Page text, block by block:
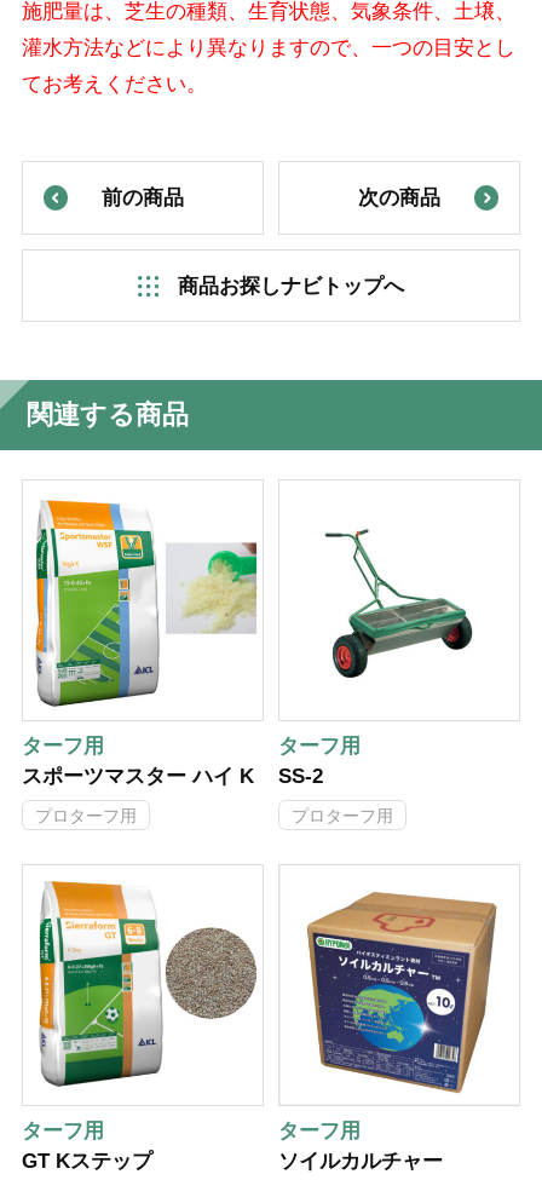
施肥量は、芝生の種類、生育状態、気象条件、土壌、
灌水方法などにより異なりますので、一つの目安とし
てお考えください。
前の商品
商品お探しナビトップへ
次の商品
関連する商品
ターフ用
スポーツマスター ハイ K
プロターフ用
ターフ用
SS-2
プロターフ用
ターフ用
GT Kステップ
ターフ用
ソイルカルチャー